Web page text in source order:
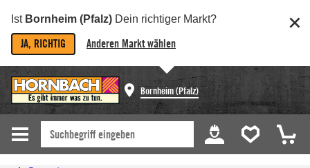
Ist Bornheim (Pfalz) Dein richtiger Markt?
JA, RICHTIG Anderen Markt wählen
Bornheim (Pfalz)